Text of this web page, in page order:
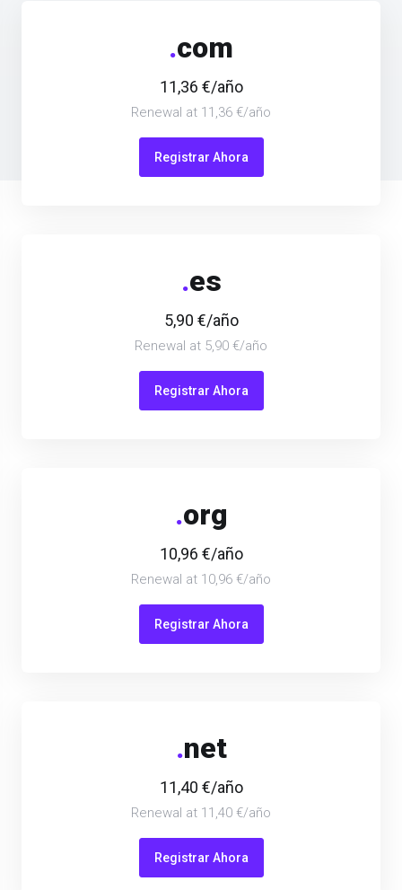
.com
11,36 €/año
Renewal at 11,36 €/año
Registrar Ahora
.es
5,90 €/año
Renewal at 5,90 €/año
Registrar Ahora
.org
10,96 €/año
Renewal at 10,96 €/año
Registrar Ahora
.net
11,40 €/año
Renewal at 11,40 €/año
Registrar Ahora